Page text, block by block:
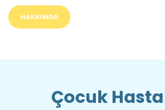
HAKKIMDA
Çocuk